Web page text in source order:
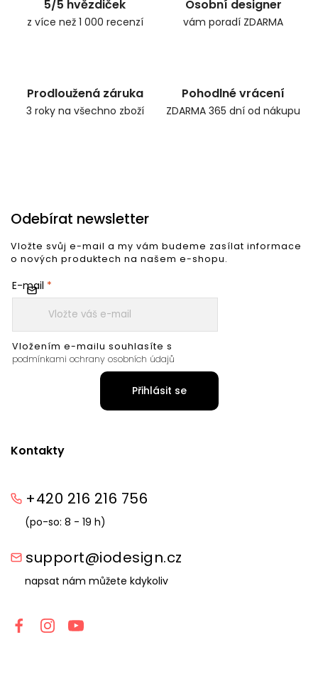
5/5 hvězdiček
z více než 1 000 recenzí
Osobní designer
vám poradí ZDARMA
Prodloužená záruka
3 roky na všechno zboží
Pohodlné vrácení
ZDARMA 365 dní od nákupu
Kontakty
+420 216 216 756
(po-so: 8 - 19 h)
support@iodesign.cz
napsat nám můžete kdykoliv
Odebírat newsletter
Vložte svůj e-mail a my vám budeme zasílat informace
o nových produktech na našem e-shopu.
E-mail
Vložením e-mailu souhlasíte s
podmínkami ochrany osobních údajů
Přihlásit se